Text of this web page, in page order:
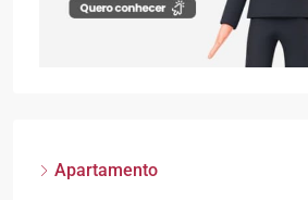
Apartamento